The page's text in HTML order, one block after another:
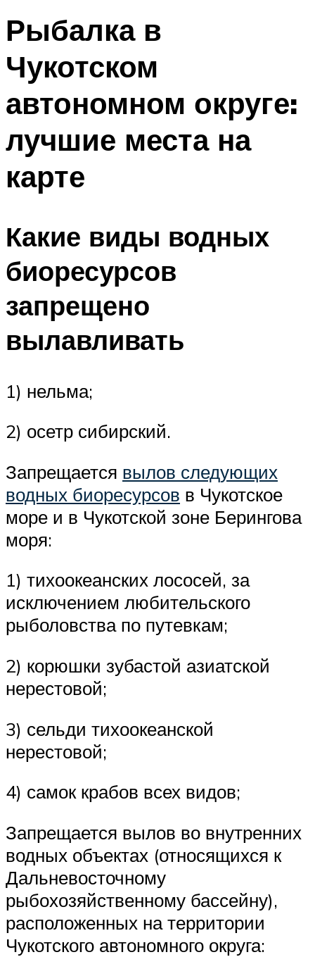
Рыбалка в
Чукотском
автономном округе:
лучшие места на
карте
Какие виды водных
биоресурсов
запрещено
вылавливать
1) нельма;
2) осетр сибирский.
Запрещается вылов следующих
водных биоресурсов в Чукотское
море и в Чукотской зоне Берингова
моря:
1) тихоокеанских лососей, за
исключением любительского
рыболовства по путевкам;
2) корюшки зубастой азиатской
нерестовой;
3) сельди тихоокеанской
нерестовой;
4) самок крабов всех видов;
Запрещается вылов во внутренних
водных объектах (относящихся к
Дальневосточному
рыбохозяйственному бассейну),
расположенных на территории
Чукотского автономного округа: